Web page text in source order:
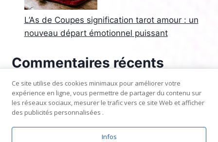
L’As de Coupes signification tarot amour : un
nouveau départ émotionnel puissant
Commentaires récents
Aucun commentaire à afficher.
Ce site utilise des cookies minimaux pour améliorer votre
expérience en ligne, vous permettre de partager du contenu sur
les réseaux sociaux, mesurer le trafic vers ce site Web et afficher
des publicités personnalisées .
Infos